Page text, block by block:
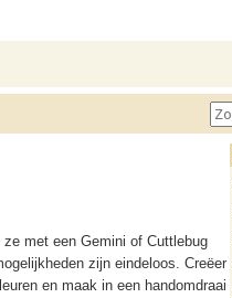
met een Gemini of Cuttlebug
zijn eindeloos. Creëer
en maak in een handomdraai